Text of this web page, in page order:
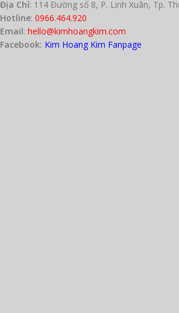
Địa Chỉ: 114 Đường số 8, P. Linh Xuân, Tp.
Hotline: 0966.464.920
Email: hello@kimhoangkim.com
Facebook: Kim Hoang Kim Fanpage